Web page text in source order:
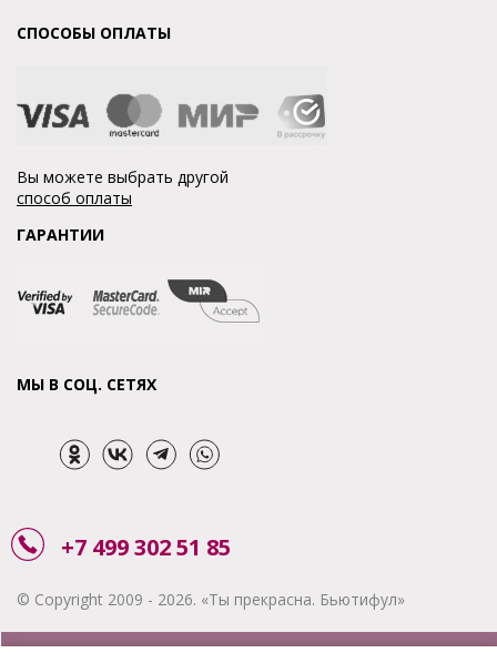
СПОСОБЫ ОПЛАТЫ
Вы можете выбрать другой
способ оплаты
ГАРАНТИИ
МЫ В СОЦ. СЕТЯХ
+7 499 302 51 85
© Copyright 2009 - 2026. «Ты прекрасна. Бьютифул»